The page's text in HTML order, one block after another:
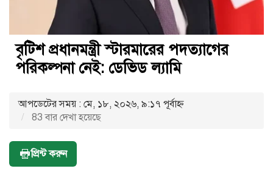
বৃটিশ প্রধানমন্ত্রী স্টারমারের পদত্যাগের
পরিকল্পনা নেই: ডেভিড ল্যামি
আপডেটের সময় : মে, ১৮, ২০২৬, ৯:১৭ পূর্বাহ্ণ
83 বার দেখা হয়েছে
প্রিন্ট করুন